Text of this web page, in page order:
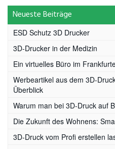
Neueste Beiträge
ESD Schutz 3D Drucker
3D-Drucker in der Medizin
Ein virtuelles Büro im
Werbeartikel aus dem 3D-
Überblick
Warum man bei 3D-Druck auf
Die Zukunft des Wohnens:
3D-Druck vom Profi erstellen